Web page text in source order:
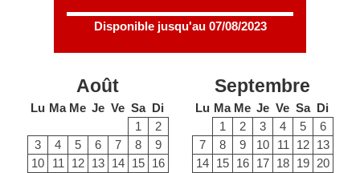
Disponible jusqu'au 07/08/2023
Août
Lu Ma Me Je Ve Sa Di
1
2
3
4 5 6 7 8
9
10
11 12 13 14 15 16
Septembre
Lu Ma Me Je Ve Sa Di
1
2 3 4 5
6
7
8 9 10 11 12 13
14 15 16 17 18 19 20